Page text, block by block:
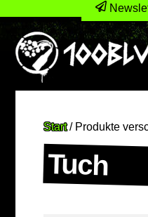
content
Start/ Produkte
Tuch